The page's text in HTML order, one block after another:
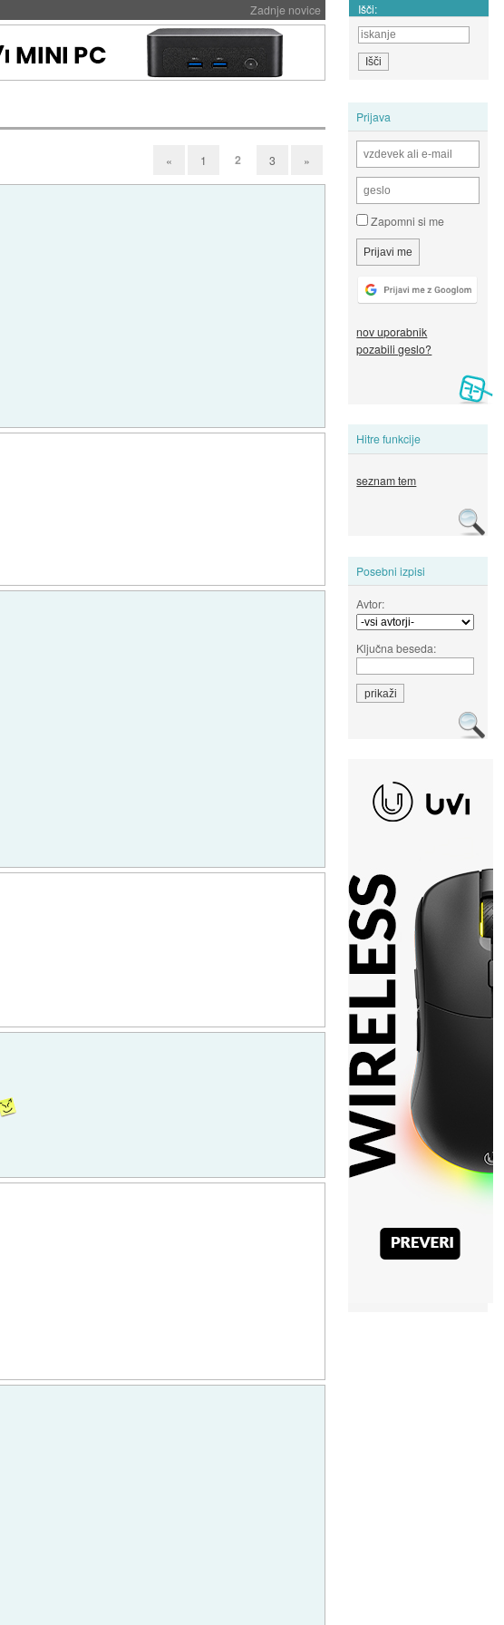
Zadnje novice Išči:
Prijava
Zapomni si me
nov uporabnik
pozabili geslo?
Hitre funkcije
seznam tem
Posebni izpisi
Avtor:
Ključna beseda:
« 1 2 3 »